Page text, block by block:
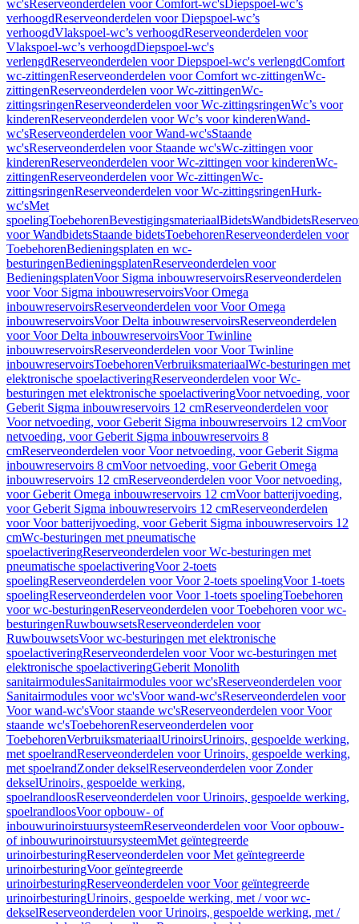
wc'sReserveonderdelen voor Comfort-wc'sDiepspoel-wc’s
verhoogdReserveonderdelen voor Diepspoel-wc’s
verhoogdVlakspoel-wc’s verhoogdReserveonderdelen voor
Vlakspoel-wc’s verhoogdDiepspoel-wc's
verlengdReserveonderdelen voor Diepspoel-wc's verlengdComfort
wc-zittingenReserveonderdelen voor Comfort wc-zittingenWc-
zittingenReserveonderdelen voor Wc-zittingenWc-
zittingsringenReserveonderdelen voor Wc-zittingsringenWc’s voor
kinderenReserveonderdelen voor Wc’s voor kinderenWand-
wc'sReserveonderdelen voor Wand-wc'sStaande
wc'sReserveonderdelen voor Staande wc'sWc-zittingen voor
kinderenReserveonderdelen voor Wc-zittingen voor kinderenWc-
zittingenReserveonderdelen voor Wc-zittingenWc-
zittingsringenReserveonderdelen voor Wc-zittingsringenHurk-
wc'sMet
spoelingToebehorenBevestigingsmateriaalBidetsWandbidets
voor WandbidetsStaande bidetsToebehorenReserveonderdelen voor
ToebehorenBedieningsplaten en wc-
besturingenBedieningsplatenReserveonderdelen voor
BedieningsplatenVoor Sigma inbouwreservoirsReserveonderdelen
voor Voor Sigma inbouwreservoirsVoor Omega
inbouwreservoirsReserveonderdelen voor Voor Omega
inbouwreservoirsVoor Delta inbouwreservoirsReserveonderdelen
voor Voor Delta inbouwreservoirsVoor Twinline
inbouwreservoirsReserveonderdelen voor Voor Twinline
inbouwreservoirsToebehorenVerbruiksmateriaalWc-besturingen met
elektronische spoelactiveringReserveonderdelen voor Wc-
besturingen met elektronische spoelactiveringVoor netvoeding, voor
Geberit Sigma inbouwreservoirs 12 cmReserveonderdelen voor
Voor netvoeding, voor Geberit Sigma inbouwreservoirs 12 cmVoor
netvoeding, voor Geberit Sigma inbouwreservoirs 8
cmReserveonderdelen voor Voor netvoeding, voor Geberit Sigma
inbouwreservoirs 8 cmVoor netvoeding, voor Geberit Omega
inbouwreservoirs 12 cmReserveonderdelen voor Voor netvoeding,
voor Geberit Omega inbouwreservoirs 12 cmVoor batterijvoeding,
voor Geberit Sigma inbouwreservoirs 12 cmReserveonderdelen
voor Voor batterijvoeding, voor Geberit Sigma inbouwreservoirs 12
cmWc-besturingen met pneumatische
spoelactiveringReserveonderdelen voor Wc-besturingen met
pneumatische spoelactiveringVoor 2-toets
spoelingReserveonderdelen voor Voor 2-toets spoelingVoor 1-toets
spoelingReserveonderdelen voor Voor 1-toets spoelingToebehoren
voor wc-besturingenReserveonderdelen voor Toebehoren voor wc-
besturingenRuwbouwsetsReserveonderdelen voor
RuwbouwsetsVoor wc-besturingen met elektronische
spoelactiveringReserveonderdelen voor Voor wc-besturingen met
elektronische spoelactiveringGeberit Monolith
sanitairmodulesSanitairmodules voor wc'sReserveonderdelen voor
Sanitairmodules voor wc'sVoor wand-wc'sReserveonderdelen voor
Voor wand-wc'sVoor staande wc'sReserveonderdelen voor Voor
staande wc'sToebehorenReserveonderdelen voor
ToebehorenVerbruiksmateriaalUrinoirsUrinoirs, gespoelde werking,
met spoelrandReserveonderdelen voor Urinoirs, gespoelde werking,
met spoelrandZonder dekselReserveonderdelen voor Zonder
dekselUrinoirs, gespoelde werking,
spoelrandloosReserveonderdelen voor Urinoirs, gespoelde werking,
spoelrandloosVoor opbouw- of
inbouwurinoirstuursysteemReserveonderdelen voor Voor opbouw-
of inbouwurinoirstuursysteemMet geïntegreerde
urinoirbesturingReserveonderdelen voor Met geïntegreerde
urinoirbesturingVoor geïntegreerde
urinoirbesturingReserveonderdelen voor Voor geïntegreerde
urinoirbesturingUrinoirs, gespoelde werking, met / voor wc-
dekselReserveonderdelen voor Urinoirs, gespoelde werking, met /